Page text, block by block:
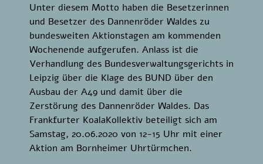
Unter diesem Motto haben die Besetzerinnen
und Besetzer des Dannenröder Waldes zu
bundesweiten Aktionstagen am kommenden
Wochenende aufgerufen. Anlass ist die
Verhandlung des Bundesverwaltungsgerichts in
Leipzig über die Klage des BUND über den
Ausbau der A49 und damit über die
Zerstörung des Dannenröder Waldes. Das
Frankfurter KoalaKollektiv beteiligt sich am
Samstag, 20.06.2020 von 12-15 Uhr mit einer
Aktion am Bornheimer Uhrtürmchen.